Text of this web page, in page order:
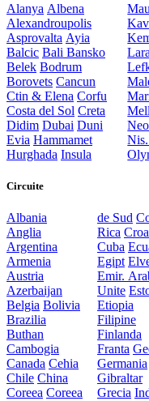
Alanya Albena
Alexandroupolis
Asprovalta Ayia
Balcic Bali Bansko
Belek Bodrum
Borovets Cancun
Ctin & Elena Corfu
Costa del Sol Creta
Didim Dubai Duni
Evia Hammamet
Hurghada Insula
Circuite
Albania
Anglia
Argentina
Armenia
Austria
Azerbaijan
Belgia Bolivia
Brazilia
Buthan
Cambogia
Canada Cehia
Chile China
Coreea Coreea
de Sud
Rica
Cuba
Egipt
Emir.
Unite
Etiopia
Filipine
Finlanda
Franta
Germania
Gibraltar
Grecia